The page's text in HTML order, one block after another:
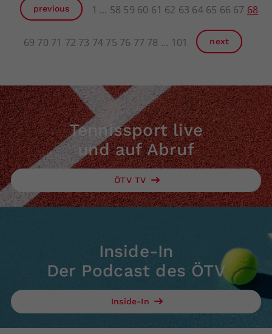
previous 1 58 59 60 61 62 63 64 65 66 67 68
69 70 71 72 73 74 75 76 77 78 101 next
Tennissport live
und auf Abruf
ÖTV TV
Inside-In
Der Podcast des ÖTV
Inside-In